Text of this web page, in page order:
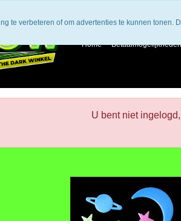
Home Betaalmogelijkheden
U bent niet
te verbeteren of om advertenties te kunnen tonen.